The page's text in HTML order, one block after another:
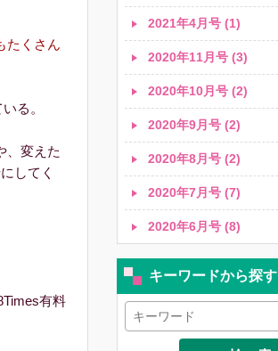
たくさん
る。
変えた
してく
有料
2021年4月号 (1)
2020年11月号 (3)
2020年10月号 (2)
2020年9月号 (2)
2020年8月号 (2)
2020年7月号 (7)
2020年6月号 (8)
キーワードから探す